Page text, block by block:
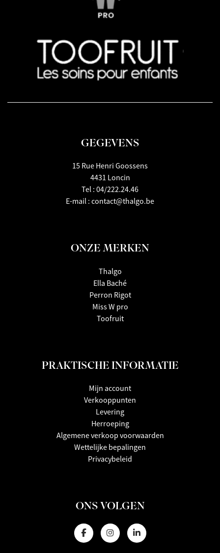
GEGEVENS
15 Rue Henri Goossens
4431 Loncin
Tel : 04/222.24.46
E-mail : contact@thalgo.be
ONZE MERKEN
Thalgo
Ella Baché
Perron Rigot
Miss W pro
Toofruit
PRAKTISCHE INFORMATIE
Mijn account
Verkooppunten
Levering
Herroeping
Algemene verkoop voorwaarden
Wettelijke bepalingen
Privacybeleid
ONS VOLGEN